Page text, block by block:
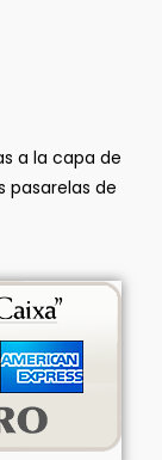
a la capa de
pasarelas de